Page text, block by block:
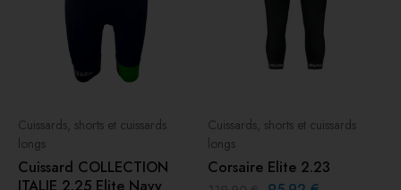
Cuissards, shorts et cuissards
longs
Cuissard COLLECTION
Cuissards, shorts et cuissards
longs
Corsaire Elite 2.23